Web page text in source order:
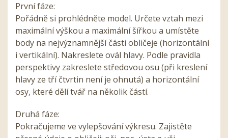
První fáze:
Pořádně si prohlédněte model. Určete vztah mezi
maximální výškou a maximální šířkou a umístěte
body na nejvýznamnější části obličeje (horizontální
i vertikální). Nakreslete ovál hlavy. Podle pravidla
perspektivy zakreslete středovou osu (při kreslení
hlavy ze tří čtvrtin není je ohnutá) a horizontální
osy, které dělí tvář na několik částí.
Druhá fáze:
Pokračujeme ve vylepšování výkresu. Zajistěte